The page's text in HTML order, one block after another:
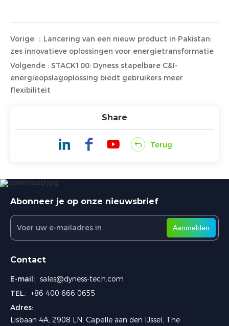
Vorige ：Lancering van een nieuw product in Pakistan:
zes innovatieve oplossingen voor energietransformatie
Volgende : STACK100: Dyness stapelbare C&I-
energieopslagoplossing biedt gebruikers meer
flexibiliteit
Share
Terug
Abonneer je op onze nieuwsbrief
Aanmelden
Contact
E-mail: sales@dyness-tech.com
TEL: +86 400 666 0655
Adres:
Lisbaan 4A, 2908 LN, Capelle aan den IJssel, The